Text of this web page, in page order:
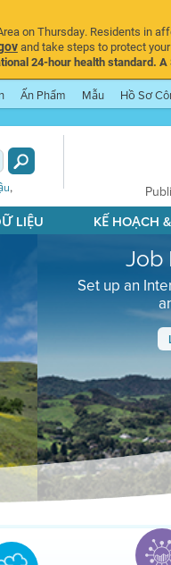
on Thursday. Residents in
and take steps to protect
24-hour health standard.
Ấn Phẩm Mẫu Hồ Sơ
,
LIỆU KẾ HOẠCH
Job
Set up an